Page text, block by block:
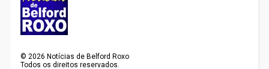
©2026 Notícias de Belford Roxo
Todos os direitos reservados.